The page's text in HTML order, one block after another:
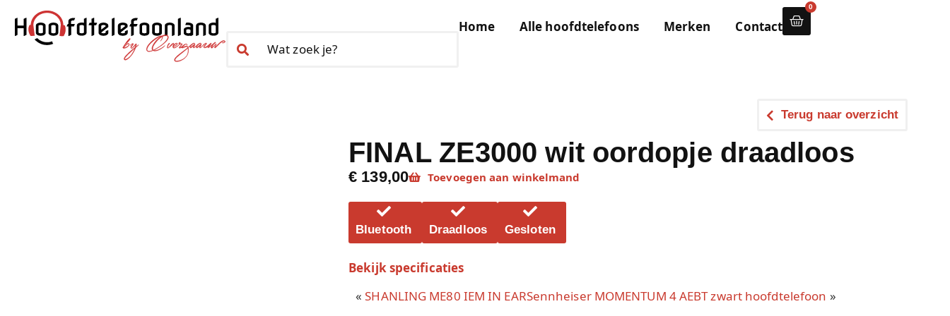
Home Alle hoofdtelefoons Merken Contact
0
Terug naar overzicht
FINAL ZE3000 wit oordopje draadloos
€ 139,00 Toevoegen aan winkelmand
Bluetooth Draadloos Gesloten
Bekijk specificaties
«SHANLING ME80 IEM IN EARSennheiser MOMENTUM 4 AEBT zwart hoofdtelefoon »